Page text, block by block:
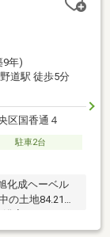
9年)
道駅 徒歩5分
区国香通４
駐車2台
化成ヘーベル
土地84.21平
室・キッチン
陽当たり・通